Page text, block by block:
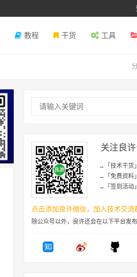
教程 干货 工具
关注良
→「技术干货
→「免费资料
→「签到活动
点击添加良许微信，加入技术交流
除公众号以外，良许还会在以下平台发布